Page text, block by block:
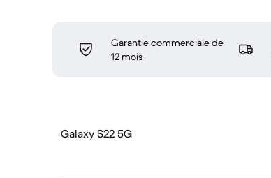
Garantie commerciale de
12 mois
Galaxy S22 5G